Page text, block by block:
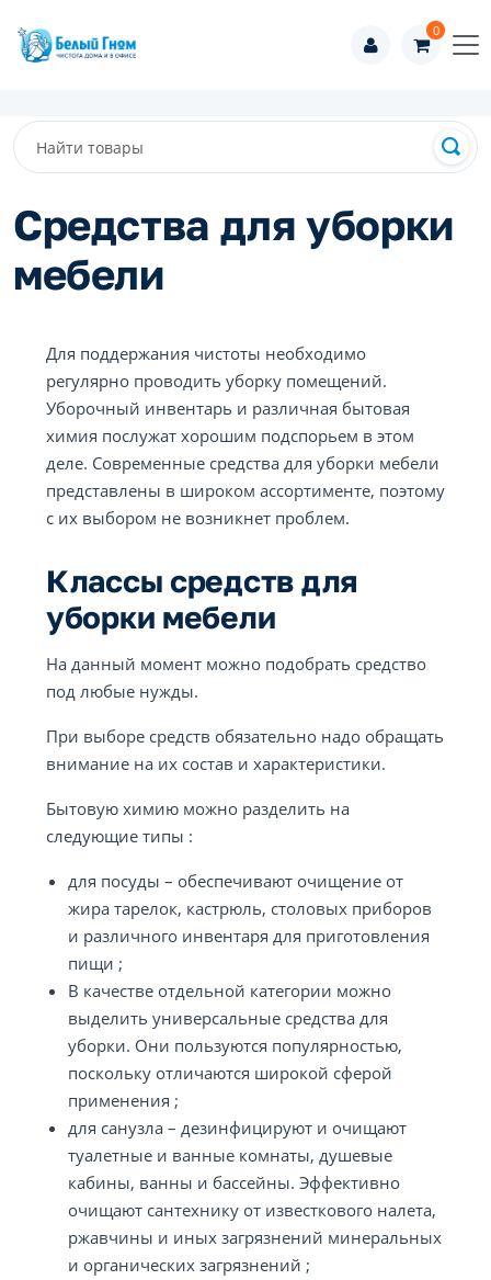
0
Средства для уборки
мебели
Для поддержания чистоты необходимо
регулярно проводить уборку помещений.
Уборочный инвентарь и различная бытовая
химия послужат хорошим подспорьем в этом
деле. Современные средства для уборки мебели
представлены в широком ассортименте, поэтому
с их выбором не возникнет проблем.
Классы средств для
уборки мебели
На данный момент можно подобрать средство
под любые нужды.
При выборе средств обязательно надо обращать
внимание на их состав и характеристики.
Бытовую химию можно разделить на
следующие типы :
для посуды – обеспечивают очищение от
жира тарелок, кастрюль, столовых приборов
и различного инвентаря для приготовления
пищи ;
В качестве отдельной категории можно
выделить универсальные средства для
уборки. Они пользуются популярностью,
поскольку отличаются широкой сферой
применения ;
для санузла – дезинфицируют и очищают
туалетные и ванные комнаты, душевые
кабины, ванны и бассейны. Эффективно
очищают сантехнику от известкового налета,
ржавчины и иных загрязнений минеральных
и органических загрязнений ;